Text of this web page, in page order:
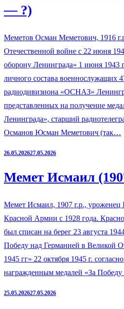
— ?)
Меметов Осман Меметович, 1916
Отечественной войне с 22 июня
оборону Ленинграда» 1 июня 1943
личного состава военнослужащих
радиодивизиона «ОСНАЗ»
представленных на получение
Ленинграда», старший
Османов Юсман Меметович (так…
26.05.202627.05.2026
Мемет Исмаил
Мемет Исмаил, 1907 г.р., уроженец
Красной Армии с 1928 года.
был списан на берег 23 августа
Победу над Германией в Великой
1945 гг» 22 октября 1945 г.
награжденным медалей «За
25.05.202627.05.2026